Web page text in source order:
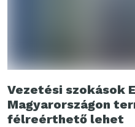
Vezetési szokások
Magyarországon
félreérthető lehet